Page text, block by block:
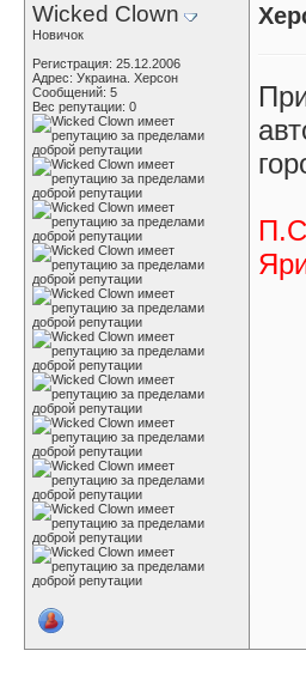
Wicked Clown
Новичок
Регистрация: 25.12.2006
Адрес: Украина. Херсон
Сообщений: 5
Вес репутации: 0